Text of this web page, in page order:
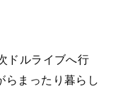
ドルライブへ行
らまったり暮らし